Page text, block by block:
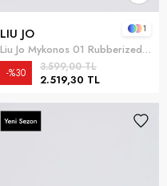
LIU JO
Liu Jo Mykonos 01 Rubberized Kadın Terlik Beyaz
2.519,30 TL
3.599,00 TL
%30
1